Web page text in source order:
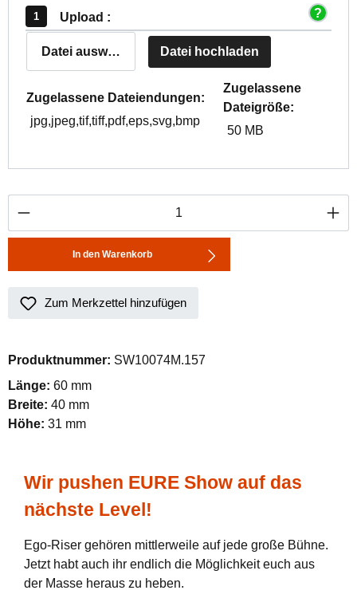
Upload :
Datei auswählen Datei hochladen
Zugelassene Dateiendungen:
jpg,jpeg,tif,tiff,pdf,eps,svg,bmp
Zugelassene
Dateigröße:
50 MB
Produkt Anzahl: Gib den gewünschten
In den Warenkorb
Zum Merkzettel hinzufügen
Produktnummer: SW10074M.157
Länge: 60 mm
Breite: 40 mm
Höhe: 31 mm
Wir pushen EURE Show auf das
nächste Level!
Ego-Riser gehören mittlerweile auf jede große Bühne.
Jetzt habt auch ihr endlich die Möglichkeit euch aus
der Masse heraus zu heben.